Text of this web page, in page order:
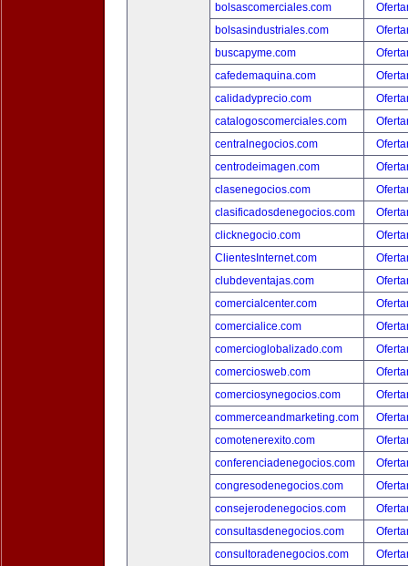
bolsascomerciales.com
bolsasindustriales.com
buscapyme.com
cafedemaquina.com
calidadyprecio.com
catalogoscomerciales.com
centralnegocios.com
centrodeimagen.com
clasenegocios.com
clasificadosdenegocios.com
clicknegocio.com
ClientesInternet.com
clubdeventajas.com
comercialcenter.com
comercialice.com
comercioglobalizado.com
comerciosweb.com
comerciosynegocios.com
commerceandmarketing.com
comotenerexito.com
conferenciadenegocios.com
congresodenegocios.com
consejerodenegocios.com
consultasdenegocios.com
consultoradenegocios.com